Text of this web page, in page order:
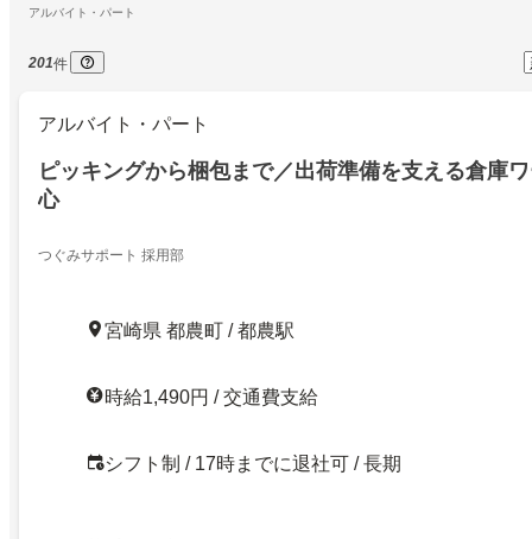
アルバイト・パート
201件
アルバイト・パート
ピッキングから梱包まで／出荷準備を支える倉庫
心
つぐみサポート 採用部
宮崎県 都農町 / 都農駅
時給1,490円 / 交通費支給
シフト制 / 17時までに退社可 / 長期